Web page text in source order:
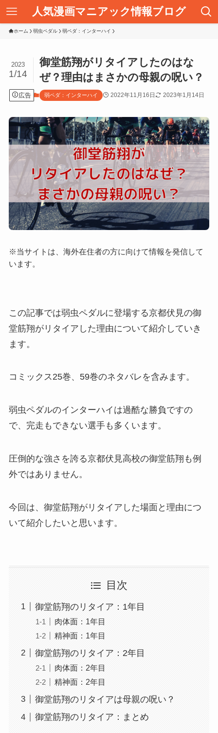
人気漫画マニアック情報ブログ
ホーム 弱虫ペダル 弱ペダ：インターハイ
御堂筋翔がリタイアしたのはな
ぜ？理由はまさかの母親の呪い？
2023
1/14
広告 弱ペダ：インターハイ 2022年11月16日 2023年1月14日
※当サイトは、海外在住者の方に向けて情報を発信して
います。
この記事では弱虫ペダルに登場する京都伏見の御
堂筋翔がリタイアした理由について紹介していき
ます。
コミックス25巻、59巻のネタバレを含みます。
弱虫ペダルのインターハイは過酷な勝負ですの
で、完走もできない選手も多くいます。
圧倒的な強さを誇る京都伏見高校の御堂筋翔も例
外ではありません。
今回は、御堂筋翔がリタイアした場面と理由につ
いて紹介したいと思います。
目次
御堂筋翔のリタイア：1年目
肉体面：1年目
精神面：1年目
御堂筋翔のリタイア：2年目
肉体面：2年目
精神面：2年目
御堂筋翔のリタイアは母親の呪い？
御堂筋翔のリタイア：まとめ